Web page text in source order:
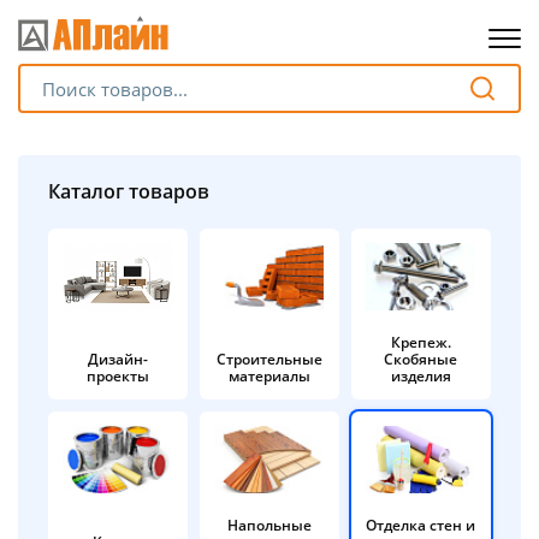
Каталог товаров
Дизайн-
проекты
Строительные
материалы
Крепеж.
Скобяные
изделия
Напольные
Отделка стен и
Разбейте
без переплат
График платежей
Сегодня
%